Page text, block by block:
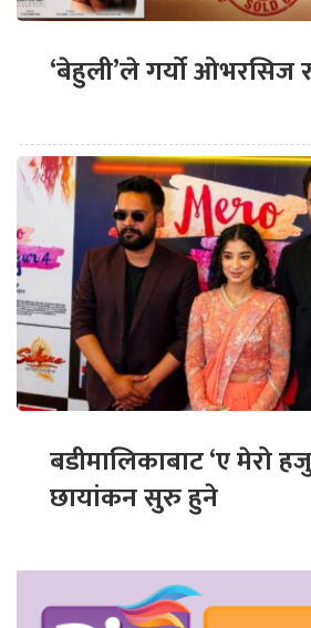
‘बेहुली’ले गर्यो ओभरसिज
बडीमालिकाबाट ‘ए मेरो
छायांकन सुरु हुने